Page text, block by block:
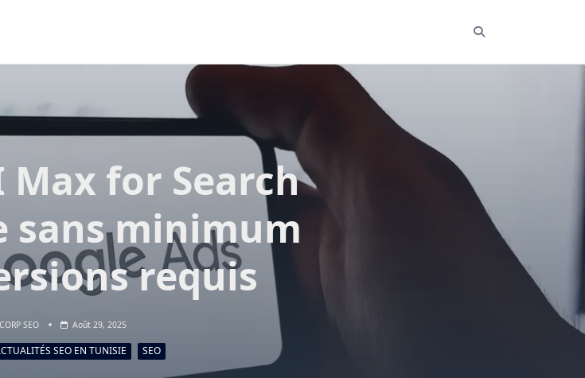
Max for Search
sans minimum
requis
SEO Août 29, 2025
SEO EN TUNISIE SEO